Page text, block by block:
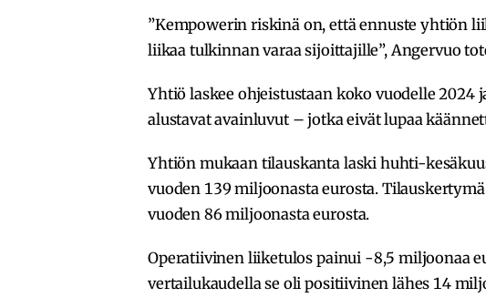
”Kempowerin riskinä on, että ennuste yhtiön
liikaa tulkinnan varaa sijoittajille”, Angervuo
Yhtiö laskee ohjeistustaan koko vuodelle
alustavat avainluvut – jotka eivät lupaa
Yhtiön mukaan tilauskanta laski huhti-
vuoden 139 miljoonasta eurosta.
vuoden 86 miljoonasta eurosta.
Operatiivinen liiketulos painui -8,5 miljoonaa
vertailukaudella se oli positiivinen lähes 14